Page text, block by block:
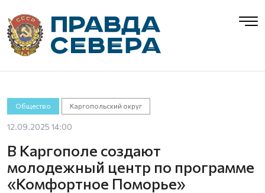
Общество Каргопольский округ
12.09.2025 14:00
В Каргополе создают
молодежный центр по программе
«Комфортное Поморье»